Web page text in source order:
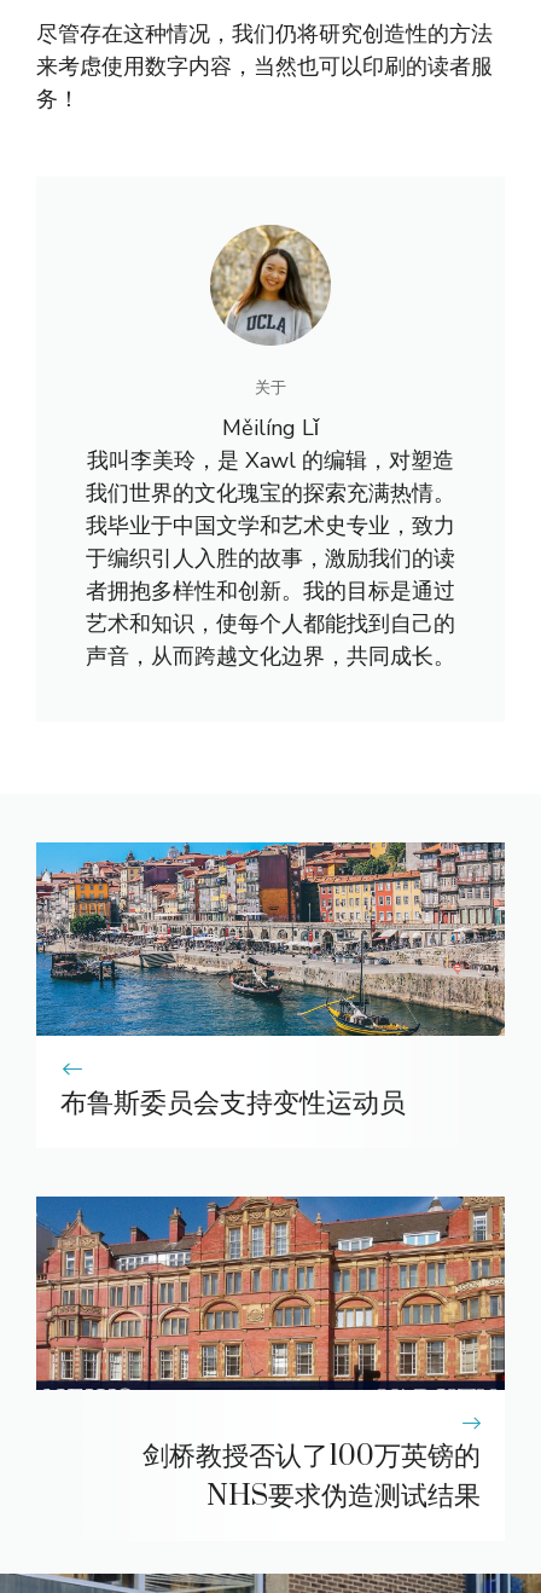
尽管存在这种情况，我们仍将研究创造性的方法
来考虑使用数字内容，当然也可以印刷的读者服
务！
关于
Měilíng Lǐ
我叫李美玲，是 Xawl 的编辑，对塑造
我们世界的文化瑰宝的探索充满热情。
我毕业于中国文学和艺术史专业，致力
于编织引人入胜的故事，激励我们的读
者拥抱多样性和创新。我的目标是通过
艺术和知识，使每个人都能找到自己的
声音，从而跨越文化边界，共同成长。
布鲁斯委员会支持变性运动员
剑桥教授否认了100万英镑的
NHS要求伪造测试结果